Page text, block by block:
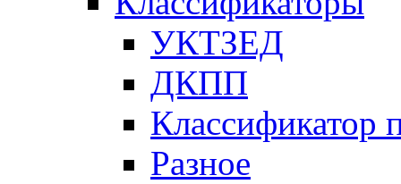
УКТЗЕД
ДКПП
Классификатор
Разное